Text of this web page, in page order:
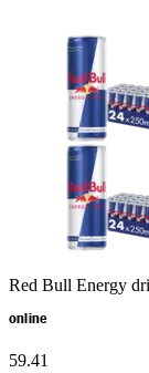
Red Bull Energy
online
59.41